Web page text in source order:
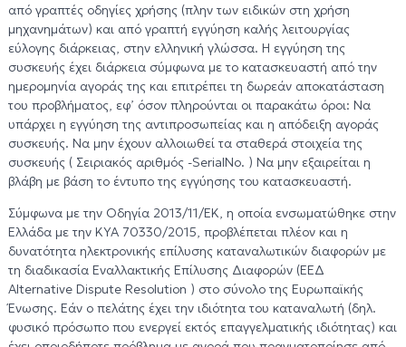
από γραπτές οδηγίες χρήσης (πλην των ειδικών στη χρήση
μηχανημάτων) και από γραπτή εγγύηση καλής λειτουργίας
εύλογης διάρκειας, στην ελληνική γλώσσα. Η εγγύηση της
συσκευής έχει διάρκεια σύμφωνα με το κατασκευαστή από την
ημερομηνία αγοράς της και επιτρέπει τη δωρεάν αποκατάσταση
του προβλήματος, εφ’ όσον πληρούνται οι παρακάτω όροι: Να
υπάρχει η εγγύηση της αντιπροσωπείας και η απόδειξη αγοράς
συσκευής. Να μην έχουν αλλοιωθεί τα σταθερά στοιχεία της
συσκευής ( Σειριακός αριθμός -SerialNo. ) Να μην εξαιρείται η
βλάβη με βάση το έντυπο της εγγύησης του κατασκευαστή.
Σύμφωνα με την Οδηγία 2013/11/ΕΚ, η οποία ενσωματώθηκε στην
Ελλάδα με την ΚΥΑ 70330/2015, προβλέπεται πλέον και η
δυνατότητα ηλεκτρονικής επίλυσης καταναλωτικών διαφορών με
τη διαδικασία Εναλλακτικής Επίλυσης Διαφορών (ΕΕΔ
Alternative Dispute Resolution ) στο σύνολο της Ευρωπαϊκής
Ένωσης. Εάν ο πελάτης έχει την ιδιότητα του καταναλωτή (δηλ.
φυσικό πρόσωπο που ενεργεί εκτός επαγγελματικής ιδιότητας) και